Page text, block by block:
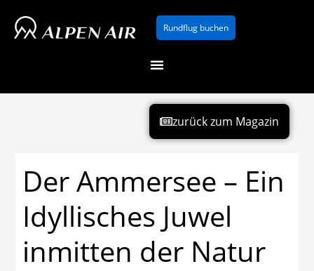
Inhalt
Rundflug buchen
zurück zum Magazin
Der Ammersee – Ein
Idyllisches Juwel
inmitten der Natur